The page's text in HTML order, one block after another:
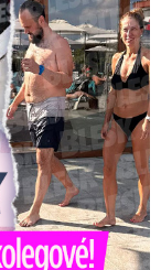
v jeho
jak fasují